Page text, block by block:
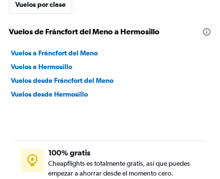
Vuelos por clase
Vuelos de Fráncfort del Meno a Hermosillo
Vuelos a Fráncfort del Meno
Vuelos a Hermosillo
Vuelos desde Fráncfort del Meno
Vuelos desde Hermosillo
100% gratis
Cheapflights es totalmente gratis, así que puedes
empezar a ahorrar desde el momento cero.